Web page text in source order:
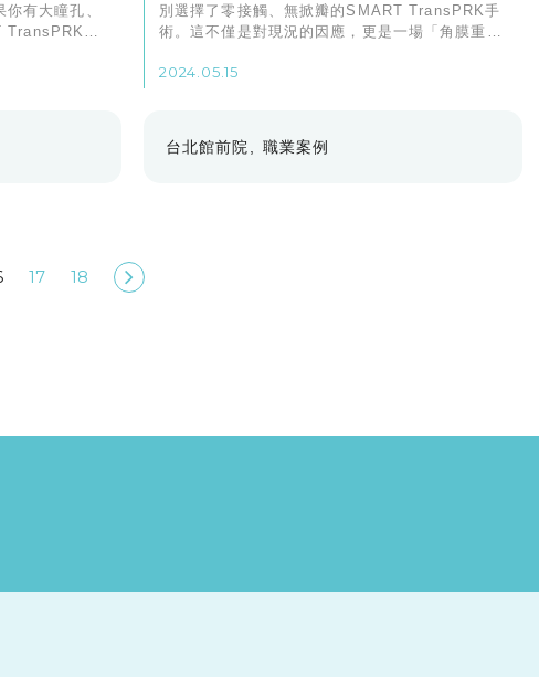
有大瞳孔、
會
別選擇了零接觸、無掀瓣的SMART TransPRK手
術。這不僅是對現況的因應，更是一場「角膜重
的眼睛。」
2024.05.15
台北館前院 職業案例
17 18